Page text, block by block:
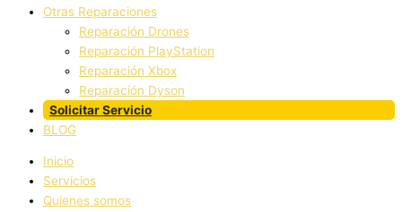
Otras Reparaciones
Reparación Drones
Reparación PlayStation
Reparación Xbox
Reparación Dyson
Solicitar Servicio
BLOG
Inicio
Servicios
Quienes somos